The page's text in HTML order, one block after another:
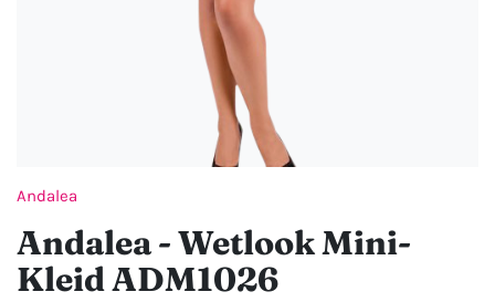
Andalea
Andalea - Wetlook Mini-
Kleid ADM1026